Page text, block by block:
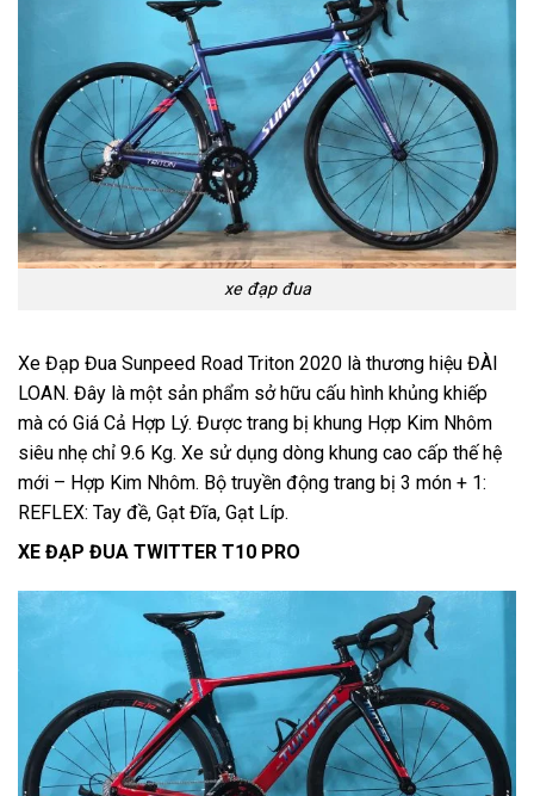
xe đạp đua
Xe Đạp Đua Sunpeed Road Triton 2020 là thương hiệu ĐÀI
LOAN. Đây là một sản phẩm sở hữu cấu hình khủng khiếp
mà có Giá Cả Hợp Lý. Được trang bị khung Hợp Kim Nhôm
siêu nhẹ chỉ 9.6 Kg. Xe sử dụng dòng khung cao cấp thế hệ
mới – Hợp Kim Nhôm. Bộ truyền động trang bị 3 món + 1:
REFLEX: Tay đề, Gạt Đĩa, Gạt Líp.
XE ĐẠP ĐUA TWITTER T10 PRO